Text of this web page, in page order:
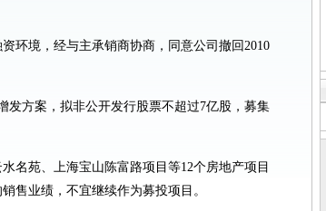
环境，经与主承销商协商，同意公司撤回2010
发方案，拟非公开发行股票不超过7亿股，募集
名苑、上海宝山陈富路项目等12个房地产项目
售业绩，不宜继续作为募投项目。